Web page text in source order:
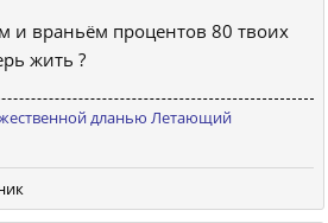
и враньём процентов 80 твоих
жить ?
дланью Летающий